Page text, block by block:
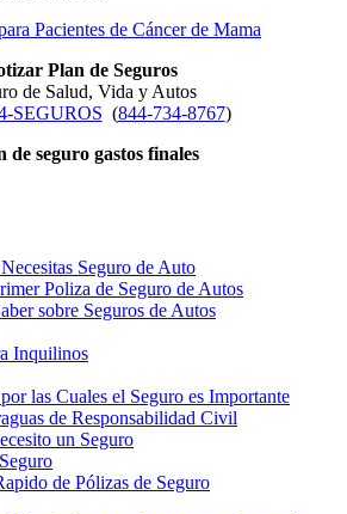
Plan de Seguros
de Salud, Vida y Autos
SEGUROS (844-734-8767)
de seguro gastos finales
Seguro de Auto
Poliza de Seguro de Autos
sobre Seguros de Autos
Inquilinos
las Cuales el Seguro es Importante
de Responsabilidad Civil
un Seguro
de Pólizas de Seguro